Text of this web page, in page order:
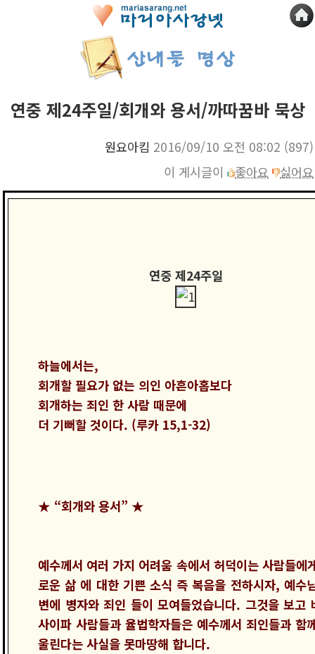
연중 제24주일/회개와 용서/까따꿈바 묵상
원요아킴 2016/09/10 오전 08:02 (897)
이 게시글이
좋아요 싫어요
연중 제24주일
하늘에서는,
회개할 필요가 없는 의인 아흔아홉보다
회개하는 죄인 한 사람 때문에
더 기뻐할 것이다. (루카 15,1-32)
★ “회개와 용서” ★
예수께서 여러 가지 어려움 속에서 허덕이는 사람들에
로운 삶 에 대한 기쁜 소식 즉 복음을 전하시자, 예수
변에 병자와 죄인 들이 모여들었습니다. 그것을 보고
사이파 사람들과 율법학자들은 예수께서 죄인들과 함
울린다는 사실을 못마땅해 합니다.